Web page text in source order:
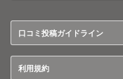
口コミ投稿ガイドライン
利用規約